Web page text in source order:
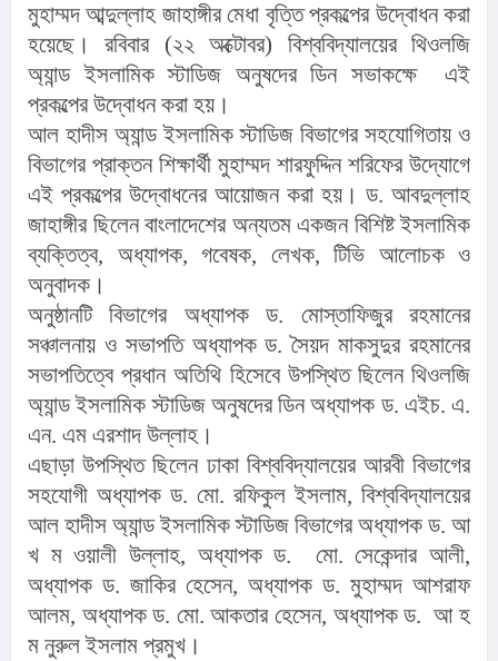
মুহাম্মদ আব্দুল্লাহ জাহাঙ্গীর মেধা বৃত্তি প্রকল্পের উদ্বোধন করা
হয়েছে। রবিবার (২২ অক্টোবর) বিশ্ববিদ্যালয়ের থিওলজি
অ্যান্ড ইসলামিক স্টাডিজ অনুষদের ডিন সভাকক্ষে এই
প্রকল্পের উদ্বোধন করা হয়।
আল হাদীস অ্যান্ড ইসলামিক স্টাডিজ বিভাগের সহযোগিতায় ও
বিভাগের প্রাক্তন শিক্ষার্থী মুহাম্মদ শারফুদ্দিন শরিফের উদ্যোগে
এই প্রকল্পের উদ্বোধনের আয়োজন করা হয়। ড. আবদুল্লাহ
জাহাঙ্গীর ছিলেন বাংলাদেশের অন্যতম একজন বিশিষ্ট ইসলামিক
ব্যক্তিত্ব, অধ্যাপক, গবেষক, লেখক, টিভি আলোচক ও
অনুবাদক।
অনুষ্ঠানটি বিভাগের অধ্যাপক ড. মোস্তাফিজুর রহমানের
সঞ্চালনায় ও সভাপতি অধ্যাপক ড. সৈয়দ মাকসুদুর রহমানের
সভাপতিত্বে প্রধান অতিথি হিসেবে উপস্থিত ছিলেন থিওলজি
অ্যান্ড ইসলামিক স্টাডিজ অনুষদের ডিন অধ্যাপক ড. এইচ. এ.
এন. এম এরশাদ উল্লাহ।
এছাড়া উপস্থিত ছিলেন ঢাকা বিশ্ববিদ্যালয়ের আরবী বিভাগের
সহযোগী অধ্যাপক ড. মো. রফিকুল ইসলাম, বিশ্ববিদ্যালয়ের
আল হাদীস অ্যান্ড ইসলামিক স্টাডিজ বিভাগের অধ্যাপক ড. আ
খ ম ওয়ালী উল্লাহ, অধ্যাপক ড. মো. সেকেন্দার আলী,
অধ্যাপক ড. জাকির হেসেন, অধ্যাপক ড. মুহাম্মদ আশরাফ
আলম, অধ্যাপক ড. মো. আকতার হেসেন, অধ্যাপক ড. আ হ
ম নুরুল ইসলাম প্রমুখ।